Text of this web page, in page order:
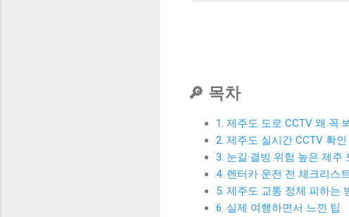
🔎 목차
1. 제주도 도로 CCTV 왜 꼭
2. 제주도 실시간 CCTV 확
3. 눈길·결빙 위험 높은 제주
4. 렌터카 운전 전 체크리스
5. 제주도 교통 정체 피하는
6. 실제 여행하면서 느낀 팁